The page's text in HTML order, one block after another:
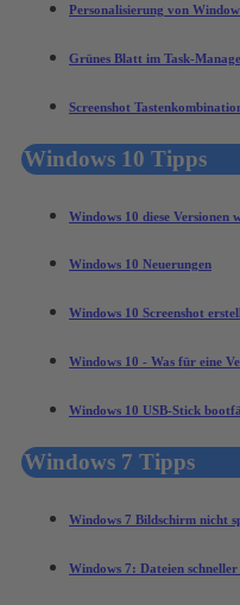
Personalisierung von
Grünes Blatt im Task-
Screenshot
Windows 10 Tipps
Windows 10 diese Versionen
Windows 10 Neuerungen
Windows 10 Screenshot
Windows 10 - Was für eine
Windows 10 USB-Stick
Windows 7 Tipps
Windows 7 Bildschirm nicht
Windows 7: Dateien